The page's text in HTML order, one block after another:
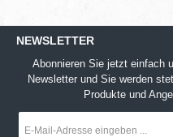
NEWSLETTER
Abonnieren Sie jetzt einfach
Newsletter und Sie werden
Produkte und
Mail-